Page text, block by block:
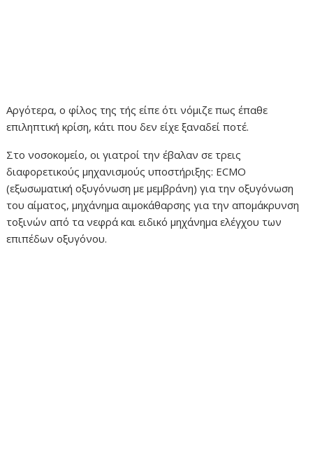
Αργότερα, ο φίλος της τής είπε ότι νόμιζε πως έπαθε
επιληπτική κρίση, κάτι που δεν είχε ξαναδεί ποτέ.
Στο νοσοκομείο, οι γιατροί την έβαλαν σε τρεις
διαφορετικούς μηχανισμούς υποστήριξης: ECMO
(εξωσωματική οξυγόνωση με μεμβράνη) για την οξυγόνωση
του αίματος, μηχάνημα αιμοκάθαρσης για την απομάκρυνση
τοξινών από τα νεφρά και ειδικό μηχάνημα ελέγχου των
επιπέδων οξυγόνου.